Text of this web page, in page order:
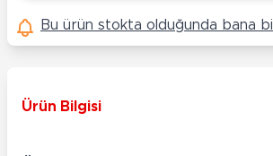
Bu ürün stokta olduğunda bana
Ürün Bilgisi